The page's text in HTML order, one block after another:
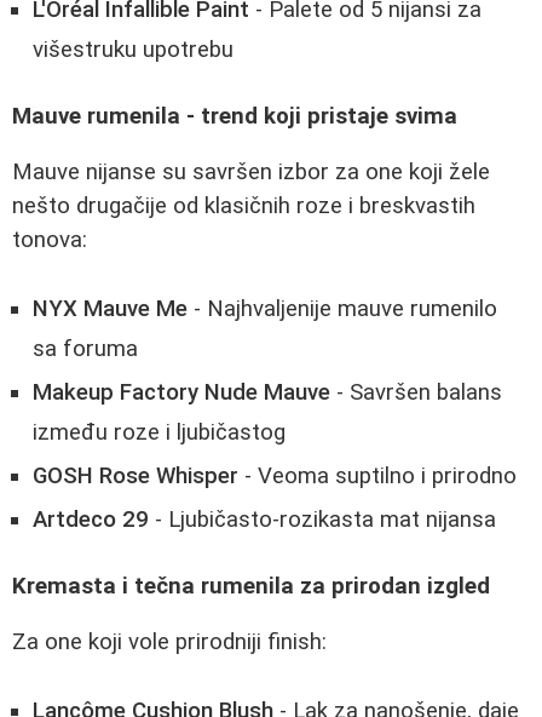
L'Oréal Infallible Paint - Palete od 5 nijansi za
višestruku upotrebu
Mauve rumenila - trend koji pristaje svima
Mauve nijanse su savršen izbor za one koji žele
nešto drugačije od klasičnih roze i breskvastih
tonova:
NYX Mauve Me - Najhvaljenije mauve rumenilo
sa foruma
Makeup Factory Nude Mauve - Savršen balans
između roze i ljubičastog
GOSH Rose Whisper - Veoma suptilno i prirodno
Artdeco 29 - Ljubičasto-rozikasta mat nijansa
Kremasta i tečna rumenila za prirodan izgled
Za one koji vole prirodniji finish:
Lancôme Cushion Blush - Lak za nanošenje, daje